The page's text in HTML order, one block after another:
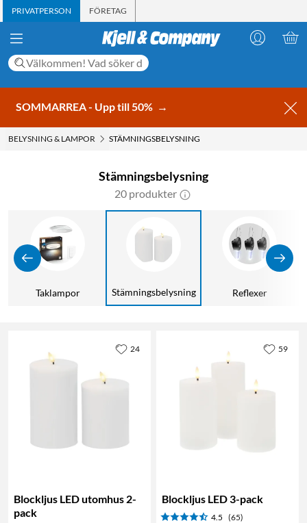
PRIVATPERSON FÖRETAG
SOMMARREA - Upp till 50% →
BELYSNING & LAMPOR STÄMNINGSBELYSNING
Stämningsbelysning
20 produkter
Taklampor Stämningsbelysning Reflexer
Blockljus LED utomhus 2-
pack
24
Blockljus LED 3-pack
4.5 (65)
59